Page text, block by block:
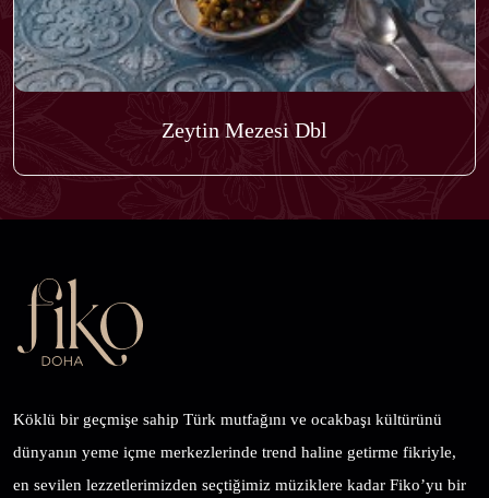
Zeytin Mezesi Dbl
Köklü bir geçmişe sahip Türk mutfağını ve ocakbaşı kültürünü
dünyanın yeme içme merkezlerinde trend haline getirme fikriyle,
en sevilen lezzetlerimizden seçtiğimiz müziklere kadar Fiko’yu bir